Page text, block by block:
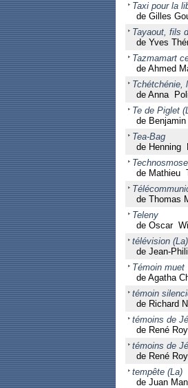
Taxi pour la
de Gilles
Tayaout, fils
de Yves
Tazmamart
de Ahmed
Tchétchénie,
de Anna
Te de Piglet
de Benjamin
Tea-Bag
de Henning
Technosmose
de Mathieu
de Thomas
Teleny
de Oscar
télévision (La)
de Jean-
Témoin muet
de Agatha
témoin
de Richard
témoins de
de René Roy
témoins de
de René Roy
tempête (La)
de Juan